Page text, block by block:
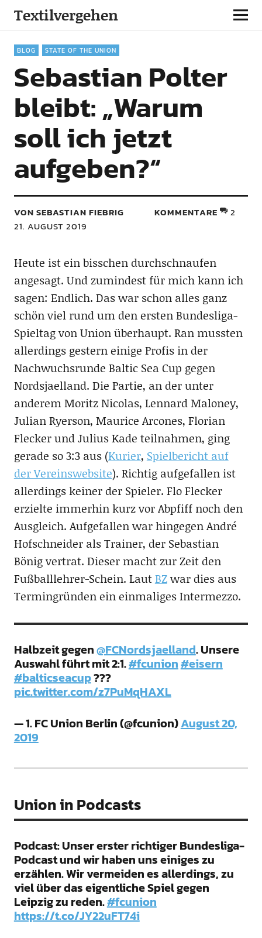
Textilvergehen
BLOG STATE OF THE UNION
Sebastian Polter
bleibt: „Warum
soll ich jetzt
aufgeben?“
VON SEBASTIAN FIEBRIG
21. AUGUST 2019
KOMMENTARE 2
Heute ist ein bisschen durchschnaufen
angesagt. Und zumindest für mich kann ich
sagen: Endlich. Das war schon alles ganz
schön viel rund um den ersten Bundesliga-
Spieltag von Union überhaupt. Ran mussten
allerdings gestern einige Profis in der
Nachwuchsrunde Baltic Sea Cup gegen
Nordsjaelland. Die Partie, an der unter
anderem Moritz Nicolas, Lennard Maloney,
Julian Ryerson, Maurice Arcones, Florian
Flecker und Julius Kade teilnahmen, ging
gerade so 3:3 aus (Kurier, Spielbericht auf
der Vereinswebsite). Richtig aufgefallen ist
allerdings keiner der Spieler. Flo Flecker
erzielte immerhin kurz vor Abpfiff noch den
Ausgleich. Aufgefallen war hingegen André
Hofschneider als Trainer, der Sebastian
Bönig vertrat. Dieser macht zur Zeit den
Fußballlehrer-Schein. LautBZwar dies aus
Termingründen ein einmaliges Intermezzo.
Halbzeit gegen@FCNordsjaelland. Unsere
Auswahl führt mit 2:1.#fcunion#eisern
#balticseacup???
pic.twitter.com/z7PuMqHAXL
— 1. FC Union Berlin (@fcunion)August 20,
2019
Union in Podcasts
Podcast: Unser erster richtiger Bundesliga-
Podcast und wir haben uns einiges zu
erzählen. Wir vermeiden es allerdings, zu
viel über das eigentliche Spiel gegen
Leipzig zu reden.#fcunion
https://t.co/JY22uFT74i